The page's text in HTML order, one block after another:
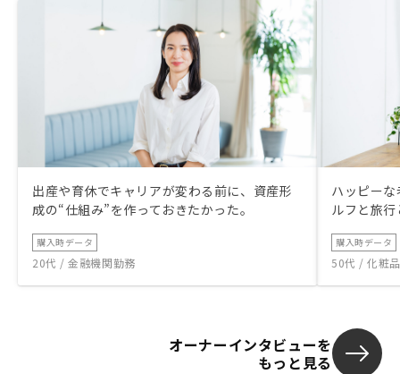
出産や育休でキャリアが変わる前に、資産形
成の“仕組み”を作っておきたかった。
購入時データ
20代 / 金融機関勤務
ハッピー
ルフと旅
購入時データ
50代 / 化粧
オーナーインタビューを
もっと見る